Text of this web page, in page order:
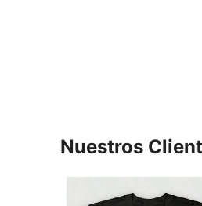
Nuestros